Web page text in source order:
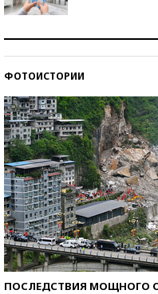
ФОТОИСТОРИИ
ПОСЛЕДСТВИЯ МОЩНОГО